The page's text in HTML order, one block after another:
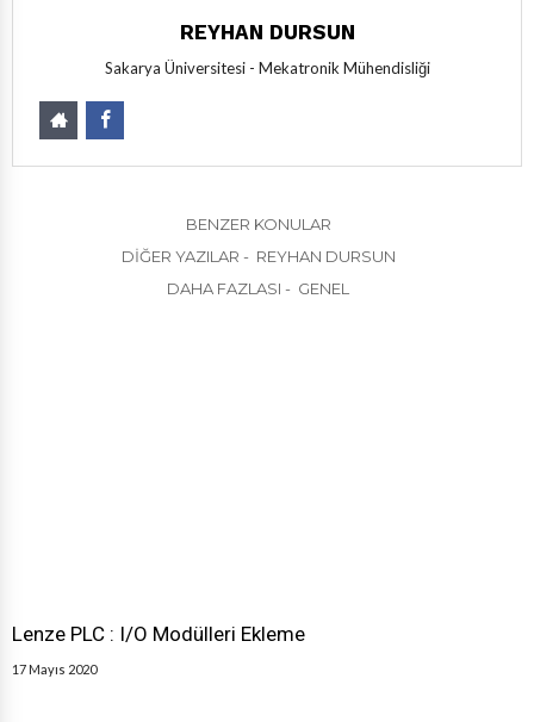
REYHAN DURSUN
Sakarya Üniversitesi - Mekatronik Mühendisliği
BENZER KONULAR
DIĞER YAZILAR - REYHAN DURSUN
DAHA FAZLASI - GENEL
Lenze PLC : I/O Modülleri Ekleme
17 Mayıs 2020